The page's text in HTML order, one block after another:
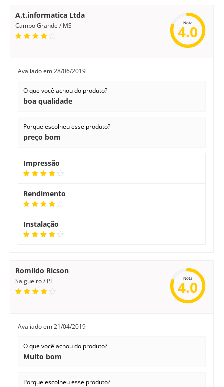
A.t.informatica Ltda
Campo Grande / MS Nota
4.0
Avaliado em28/06/2019
O que você achou do produto?
boa qualidade
Porque escolheu esse produto?
preço bom
Impressão
Rendimento
Instalação
Romildo Ricson
Salgueiro / PE Nota
4.0
Avaliado em21/04/2019
O que você achou do produto?
Muito bom
Porque escolheu esse produto?